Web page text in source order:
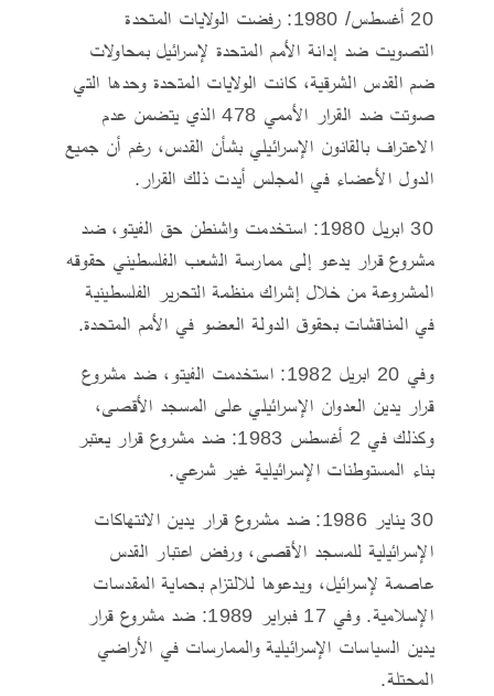
20 أغسطس/ 1980: رفضت الولايات المتحدة
التصويت ضد إدانة الأمم المتحدة لإسرائيل بمحاولات
ضم القدس الشرقية، كانت الولايات المتحدة وحدها التي
صوتت ضد القرار الأممي 478 الذي يتضمن عدم
الاعتراف بالقانون الإسرائيلي بشأن القدس، رغم أن جميع
الدول الأعضاء في المجلس أيدت ذلك القرار.
30 ابريل 1980: استخدمت واشنطن حق الفيتو، ضد
مشروع قرار يدعو إلى ممارسة الشعب الفلسطيني حقوقه
المشروعة من خلال إشراك منظمة التحرير الفلسطينية
في المناقشات بحقوق الدولة العضو في الأمم المتحدة.
وفي 20 ابريل 1982: استخدمت الفيتو، ضد مشروع
قرار يدين العدوان الإسرائيلي على المسجد الأقصى،
وكذلك في 2 أغسطس 1983: ضد مشروع قرار يعتبر
بناء المستوطنات الإسرائيلية غير شرعي.
30 يناير 1986: ضد مشروع قرار يدين الانتهاكات
الإسرائيلية للمسجد الأقصى، ورفض اعتبار القدس
عاصمة لإسرائيل، ويدعوها للالتزام بحماية المقدسات
الإسلامية. وفي 17 فبراير 1989: ضد مشروع قرار
يدين السياسات الإسرائيلية والممارسات في الأراضي
المحتلة.